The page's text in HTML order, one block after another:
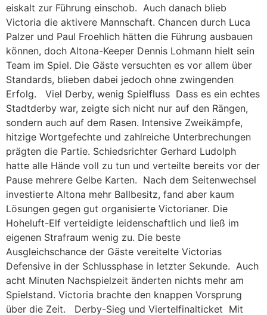
eiskalt zur Führung einschob. Auch danach blieb
Victoria die aktivere Mannschaft. Chancen durch Luca
Palzer und Paul Froehlich hätten die Führung ausbauen
können, doch Altona-Keeper Dennis Lohmann hielt sein
Team im Spiel. Die Gäste versuchten es vor allem über
Standards, blieben dabei jedoch ohne zwingenden
Erfolg. Viel Derby, wenig Spielfluss Dass es ein echtes
Stadtderby war, zeigte sich nicht nur auf den Rängen,
sondern auch auf dem Rasen. Intensive Zweikämpfe,
hitzige Wortgefechte und zahlreiche Unterbrechungen
prägten die Partie. Schiedsrichter Gerhard Ludolph
hatte alle Hände voll zu tun und verteilte bereits vor der
Pause mehrere Gelbe Karten. Nach dem Seitenwechsel
investierte Altona mehr Ballbesitz, fand aber kaum
Lösungen gegen gut organisierte Victorianer. Die
Hoheluft-Elf verteidigte leidenschaftlich und ließ im
eigenen Strafraum wenig zu. Die beste
Ausgleichschance der Gäste vereitelte Victorias
Defensive in der Schlussphase in letzter Sekunde. Auch
acht Minuten Nachspielzeit änderten nichts mehr am
Spielstand. Victoria brachte den knappen Vorsprung
über die Zeit. Derby-Sieg und Viertelfinalticket Mit